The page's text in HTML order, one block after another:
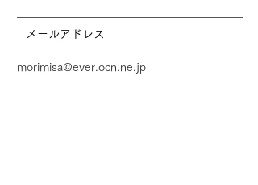
メールアドレス
morimisa@ever.ocn.ne.jp